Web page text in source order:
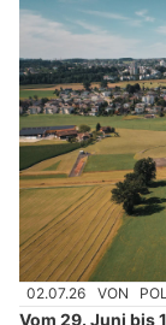
02.07.26 VON
Vom 29. Juni bis